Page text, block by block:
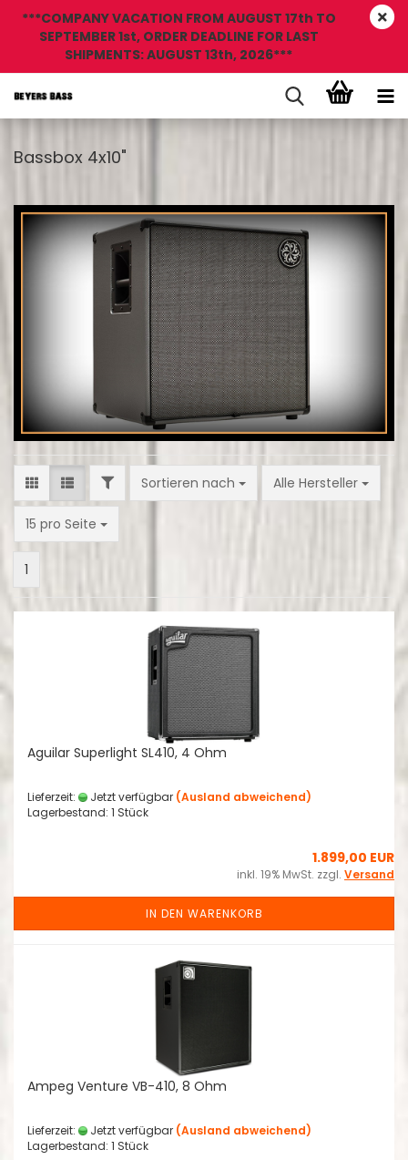
***COMPANY VACATION FROM AUGUST 17th TO
SEPTEMBER 1st, ORDER DEADLINE FOR LAST
SHIPMENTS: AUGUST 13th, 2026***
Bassbox 4x10"
FILTERSortieren nach
Sortieren nach Alle Hersteller
15 pro Seite
pro Seite
1
Aguilar Superlight SL410, 4 Ohm
Lieferzeit: Jetzt verfügbar (Ausland abweichend)
Lagerbestand: 1 Stück
1.899,00 EUR
inkl. 19% MwSt. zzgl. Versand
IN DEN WARENKORB
Ampeg Venture VB-410, 8 Ohm
Lieferzeit: Jetzt verfügbar (Ausland abweichend)
Lagerbestand: 1 Stück